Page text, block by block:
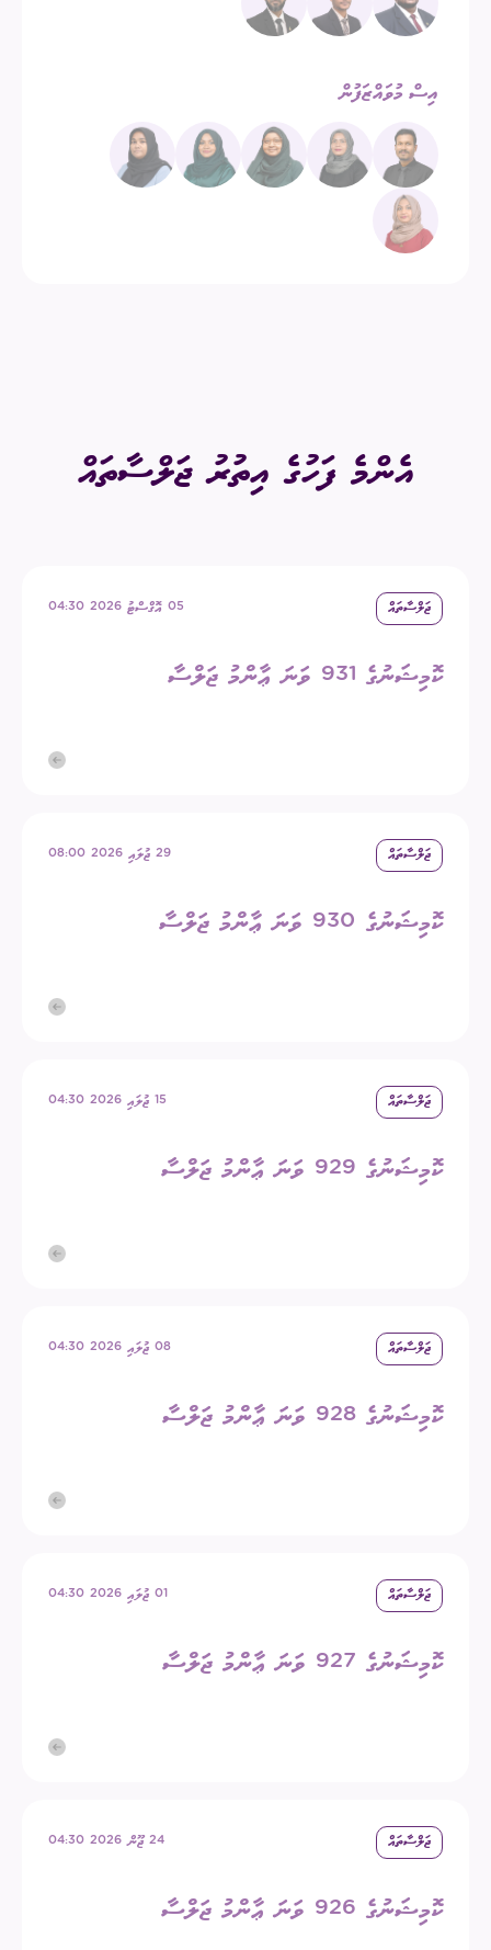
އިސް މުވައްޒަފުން
އެންމެ ފަހުގެ އިތުރު ޖަލްސާތައް
ޖަލްސާތައް 05 އޮގްސްޓު 2026 04:30
ކޮމިޝަނުގެ 931 ވަނަ ޢާންމު ޖަލްސާ
ޖަލްސާތައް 29 ޖުލައި 2026 08:00
ކޮމިޝަނުގެ 930 ވަނަ ޢާންމު ޖަލްސާ
ޖަލްސާތައް 15 ޖުލައި 2026 04:30
ކޮމިޝަނުގެ 929 ވަނަ ޢާންމު ޖަލްސާ
ޖަލްސާތައް 08 ޖުލައި 2026 04:30
ކޮމިޝަނުގެ 928 ވަނަ ޢާންމު ޖަލްސާ
ޖަލްސާތައް 01 ޖުލައި 2026 04:30
ކޮމިޝަނުގެ 927 ވަނަ ޢާންމު ޖަލްސާ
ޖަލްސާތައް 24 ޖޫން 2026 04:30
ކޮމިޝަނުގެ 926 ވަނަ ޢާންމު ޖަލްސާ